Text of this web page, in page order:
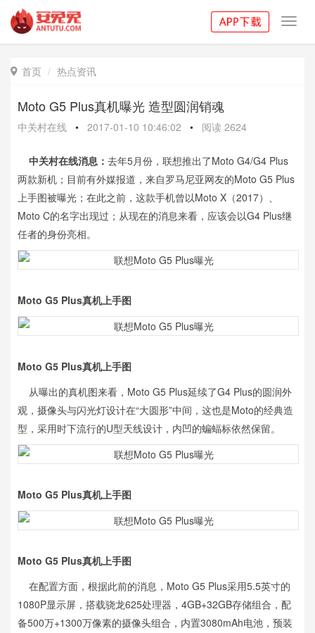
 首页 热点资讯
Moto G5 Plus真机曝光 造型圆润销魂
中关村在线 • 2017-01-10 10:46:02 • 阅读 2624
中关村在线消息： 去年5月份，联想推出了Moto G4/G4 Plus
两款新机；目前有外媒报道，来自罗马尼亚网友的Moto G5 Plus
上手图被曝光；在此之前，这款手机曾以Moto X（2017）、
Moto C的名字出现过；从现在的消息来看，应该会以G4 Plus继
任者的身份亮相。
Moto G5 Plus真机上手图
Moto G5 Plus真机上手图
从曝出的真机图来看，Moto G5 Plus延续了G4 Plus的圆润外
观，摄像头与闪光灯设计在“大圆形”中间，这也是Moto的经典造
型，采用时下流行的U型天线设计，内凹的蝙蝠标依然保留。
Moto G5 Plus真机上手图
Moto G5 Plus真机上手图
在配置方面，根据此前的消息，Moto G5 Plus采用5.5英寸的
1080P显示屏，搭载骁龙625处理器，4GB+32GB存储组合，配
备500万+1300万像素的摄像头组合，内置3080mAh电池，预装